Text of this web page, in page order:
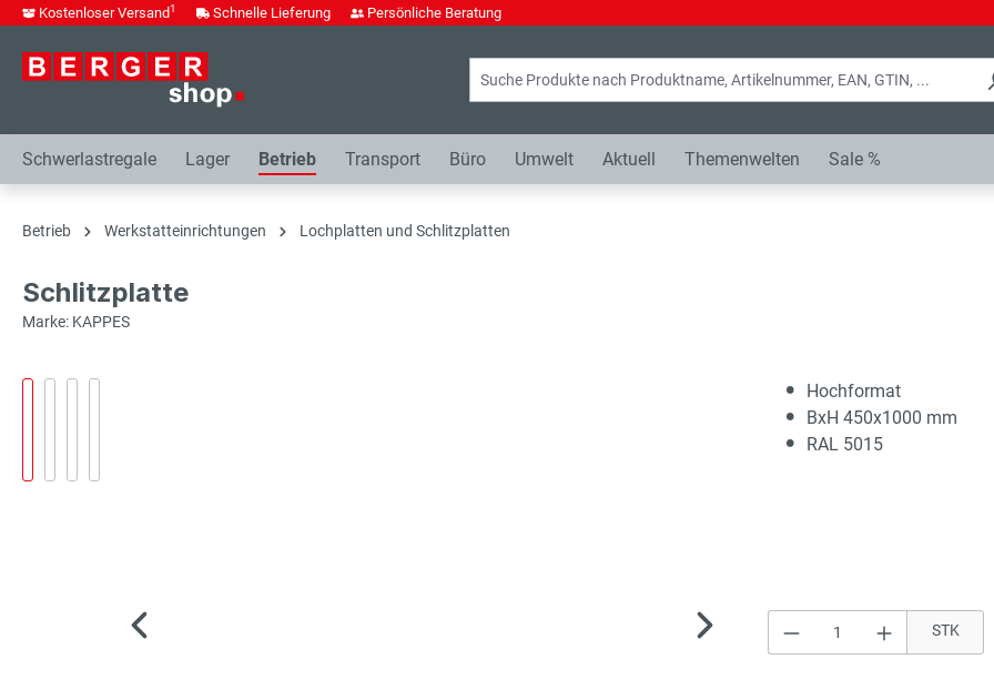
Zur Hauptnavigation springen
Kostenloser Versand1 Schnelle Lieferung Persönliche Beratung
Schwerlastregale Lager Betrieb Transport Büro Umwelt Aktuell Themenwelten Sale %
Betrieb Werkstatteinrichtungen Lochplatten und Schlitzplatten
Schlitzplatte
Marke: KAPPES
Hochformat
BxH 450x1000 mm
RAL 5015
Produkt Anzahl:
STK